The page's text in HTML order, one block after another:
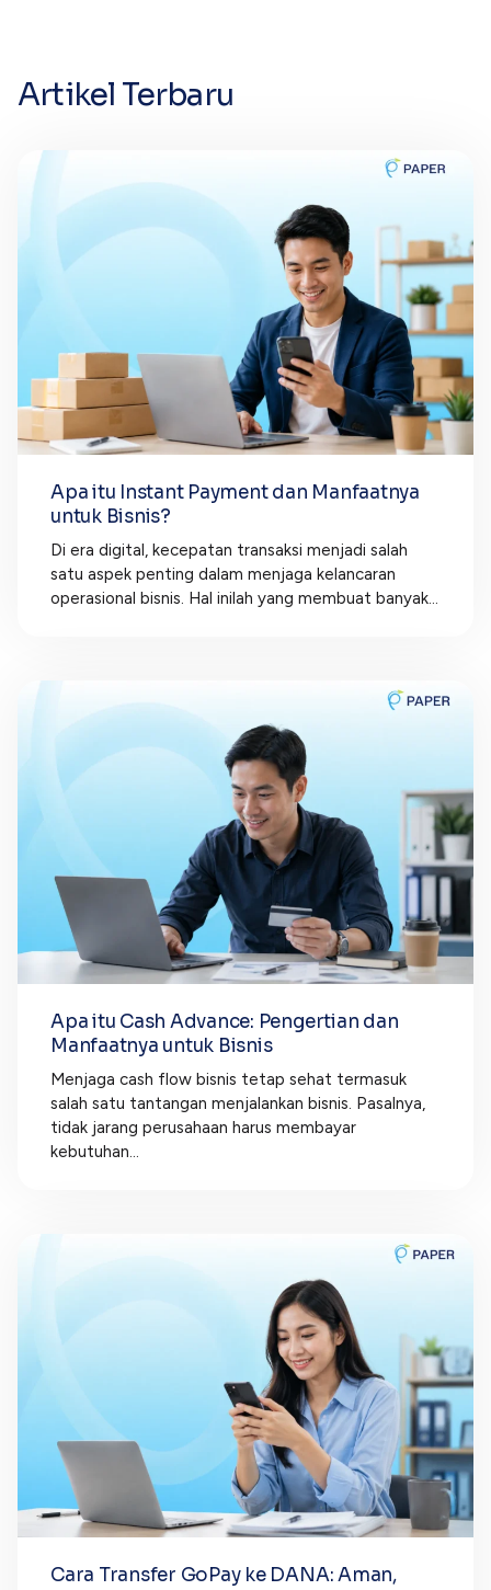
Artikel Terbaru
Apa itu Instant Payment dan Manfaatnya
untuk Bisnis?
Di era digital, kecepatan transaksi menjadi salah
satu aspek penting dalam menjaga kelancaran
operasional bisnis. Hal inilah yang membuat banyak...
Apa itu Cash Advance: Pengertian dan
Manfaatnya untuk Bisnis
Menjaga cash flow bisnis tetap sehat termasuk
salah satu tantangan menjalankan bisnis. Pasalnya,
tidak jarang perusahaan harus membayar
kebutuhan...
Cara Transfer GoPay ke DANA: Aman,